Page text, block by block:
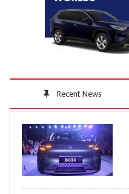
Recent News